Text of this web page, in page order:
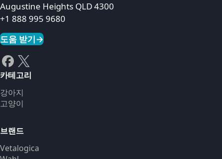
Augustine Heights QLD 4300
+1 888 995 9680
도움 받기→
카테고리
강아지
고양이
브랜드
Vetalogica